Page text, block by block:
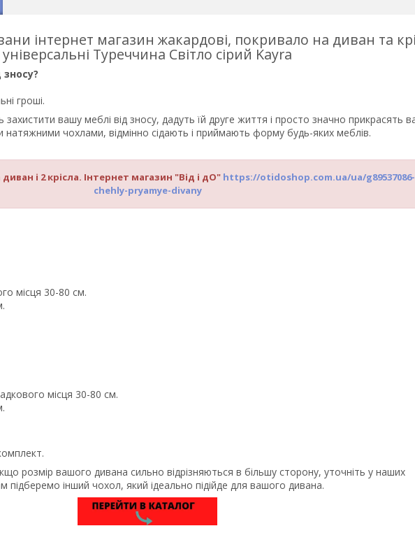
інтернет магазин жакардові, покривало на диван та
універсальні Туреччина Світло сірий Kayra
гроші.
вашу меблі від зносу, дадуть їй друге життя і просто значно прикрасять
натяжними чохлами, відмінно сідають і приймають форму будь-яких меблів.
і 2 крісла. Інтернет магазин "Від і дО" https://otidoshop.com.ua/ua/g89537086-
chehly-pryamye-divany
місця 30-80 см.
місця 30-80 см.
розмір вашого дивана сильно відрізняються в більшу сторону, уточніть у наших
інший чохол, який ідеально підійде для вашого дивана.